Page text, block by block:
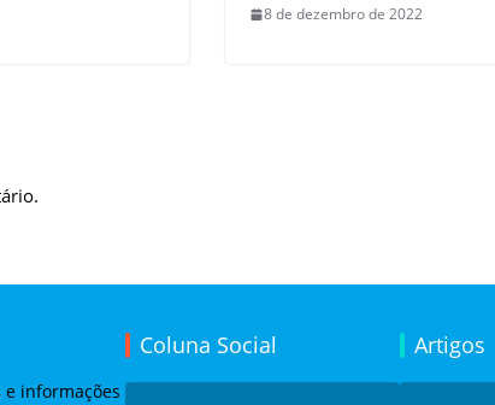
8 de dezembro de 2022
e informações
Coluna Social Artigos